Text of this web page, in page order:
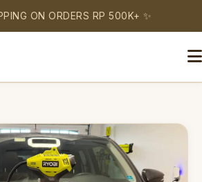
ON ORDERS RP 500K+ ✨